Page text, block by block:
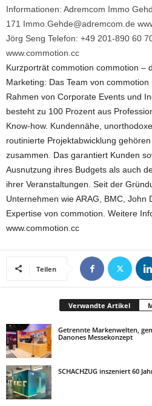
Informationen: Adremcom Immo
171 Immo.Gehde@adremcom.de
Jörg Seng Telefon: +49 201-890 60
www.commotion.cc
Kurzporträt commotion commotion –
Marketing: Das Team von
Rahmen von Corporate Events und
besteht zu 100 Prozent aus
Know-how. Kundennähe,
routinierte Projektabwicklung
zusammen. Das garantiert Kunden
Ausnutzung ihres Budgets als auch
ihrer Veranstaltungen. Seit der
Unternehmen wie ARAG, BMC, John
Expertise von commotion. Weitere
www.commotion.cc
Teilen
Verwandte Artikel
Getrennte Markenwelten,
Danones Messekonzept
SCHACHZUG inszeniert 60